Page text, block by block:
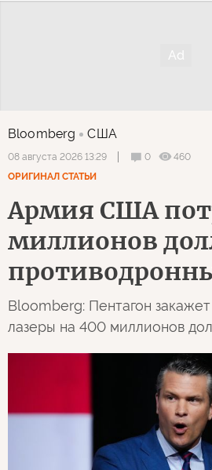
Bloomberg США
08 августа 2026 13:29 0
460
ОРИГИНАЛ СТАТЬИ
Армия США
миллионов
Bloomberg: Пентагон
лазеры на 400 миллионов